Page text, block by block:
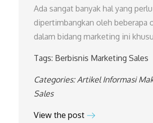
Ada sangat banyak hal yang
dipertimbangkan oleh beberapa
dalam bidang marketing ini
Tags: Berbisnis Marketing Sales
Categories: Artikel Informasi
Sales
View the post